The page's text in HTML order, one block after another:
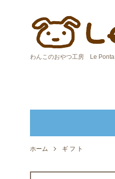
わんこのおやつ工房 Le Ponta
ホーム ギ フ ト